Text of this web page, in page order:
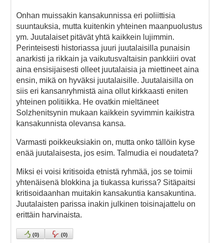
Onhan muissakin kansakunnissa eri poliittisia
suuntauksia, mutta kuitenkin yhteinen maanpuolustus
ym. Juutalaiset pitävät yhtä kaikkein lujimmin.
Perinteisesti historiassa juuri juutalaisilla punaisin
anarkisti ja rikkain ja vaikutusvaltaisin pankkiiri ovat
aina ensisijaisesti olleet juutalaisia ja miettineet aina
ensin, mikä on hyväksi juutalaisille. Juutalaisilla on
siis eri kansanryhmistä aina ollut kirkkaasti eniten
yhteinen politiikka. He ovatkin mieltäneet
Solzhenitsynin mukaan kaikkein syvimmin kaikistra
kansakunnista olevansa kansa.
Varmasti poikkeuksiakin on, mutta onko tällöin kyse
enää juutalaisesta, jos esim. Talmudia ei noudateta?
Miksi ei voisi kritisoida etnistä ryhmää, jos se toimii
yhtenäisenä blokkina ja tiukassa kurissa? Sitäpaitsi
kritisoidaanhan muitakin kansakuntia kansakuntina.
Juutalaisten parissa inakin julkinen toisinajattelu on
erittäin harvinaista.
(0) (0)